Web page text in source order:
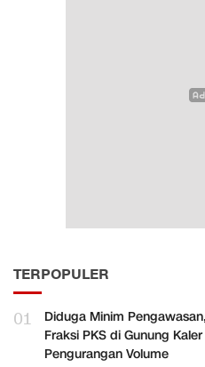
TERPOPULER
01
Diduga Minim
Fraksi PKS di Gunung
Pengurangan Volume